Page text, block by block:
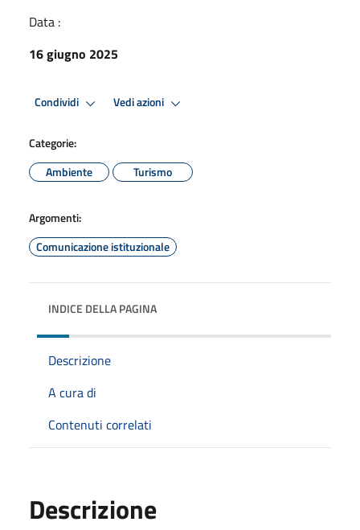
Data :
16 giugno 2025
Condividi Vedi azioni
Categorie:
Ambiente
Turismo
Argomenti:
Comunicazione istituzionale
INDICE DELLA PAGINA
Descrizione
A cura di
Contenuti correlati
Descrizione